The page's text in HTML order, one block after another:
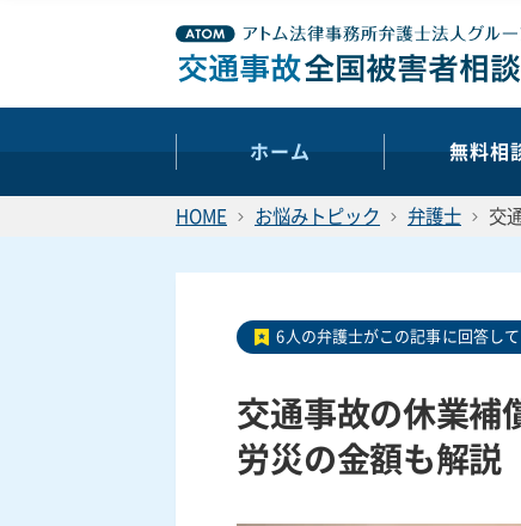
ホーム 無料相
HOME お悩みトピック 弁護士 交
6人の弁護士がこの記事に回答し
交通事故の休業補
労災の金額も解説